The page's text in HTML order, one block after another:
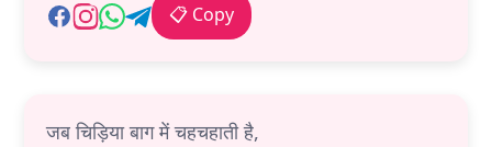
📋 Copy
जब चिड़िया बाग में चहचहाती है,